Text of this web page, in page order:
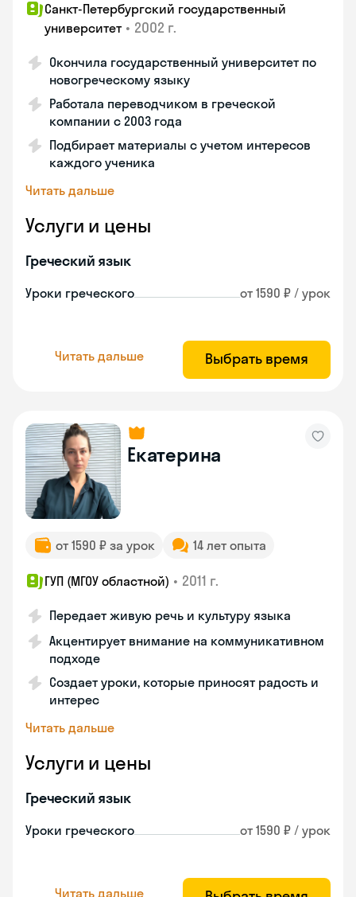
Санкт-Петербургский государственный
университет • 2002 г.
Окончила государственный университет по
новогреческому языку
Работала переводчиком в греческой
компании с 2003 года
Подбирает материалы с учетом интересов
каждого ученика
Читать дальше
Услуги и цены
Греческий язык
Уроки греческого от 1590 ₽ / урок
Читать дальше Выбрать время
Екатерина
от 1590 ₽ за урок 14 лет опыта
ГУП (МГОУ областной) • 2011 г.
Передает живую речь и культуру языка
Акцентирует внимание на коммуникативном
подходе
Создает уроки, которые приносят радость и
интерес
Читать дальше
Услуги и цены
Греческий язык
Уроки греческого от 1590 ₽ / урок
Читать дальше